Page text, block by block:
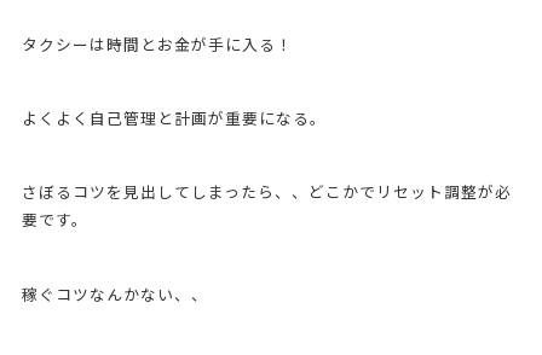
タクシーは時間とお金が手に入る！
よくよく自己管理と計画が重要になる。
さぼるコツを見出してしまったら、、どこかでリセット調整が必
要です。
稼ぐコツなんかない、、